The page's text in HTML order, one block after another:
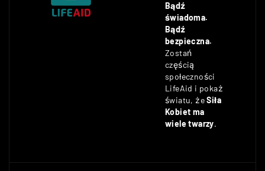
Bądź
świadoma.
Bądź
bezpieczna.
Zostań
częścią
społeczności
LifeAid i pokaż
światu, żeSiła
Kobiet ma
wiele twarzy.